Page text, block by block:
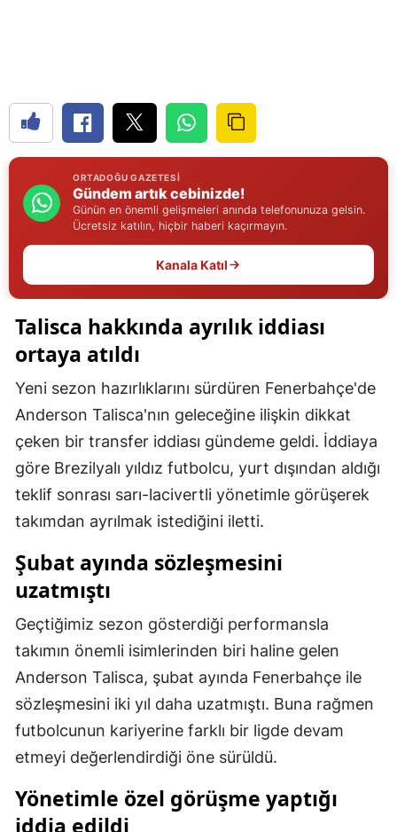
Erzincan
Erzurum
Gaziantep
Giresun
Gümüşhane
Isparta
Mersin
İstanbul
İzmir
Kars
Kastamonu
Kırklareli
Kırşehir
Konya
Kütahya
ORTADOĞU GAZETESI
Gündem artık cebinizde!
Günün en önemli gelişmeleri anında telefonunuza gelsin.
Ücretsiz katılın, hiçbir haberi kaçırmayın.
Kanala Katıl
Talisca hakkında ayrılık iddiası
ortaya atıldı
Yeni sezon hazırlıklarını sürdüren Fenerbahçe'de
Anderson Talisca'nın geleceğine ilişkin dikkat
çeken bir transfer iddiası gündeme geldi. İddiaya
göre Brezilyalı yıldız futbolcu, yurt dışından aldığı
teklif sonrası sarı-lacivertli yönetimle görüşerek
takımdan ayrılmak istediğini iletti.
Şubat ayında sözleşmesini
uzatmıştı
Geçtiğimiz sezon gösterdiği performansla
takımın önemli isimlerinden biri haline gelen
Anderson Talisca, şubat ayında Fenerbahçe ile
sözleşmesini iki yıl daha uzatmıştı. Buna rağmen
futbolcunun kariyerine farklı bir ligde devam
etmeyi değerlendirdiği öne sürüldü.
Yönetimle özel görüşme yaptığı
iddia edildi